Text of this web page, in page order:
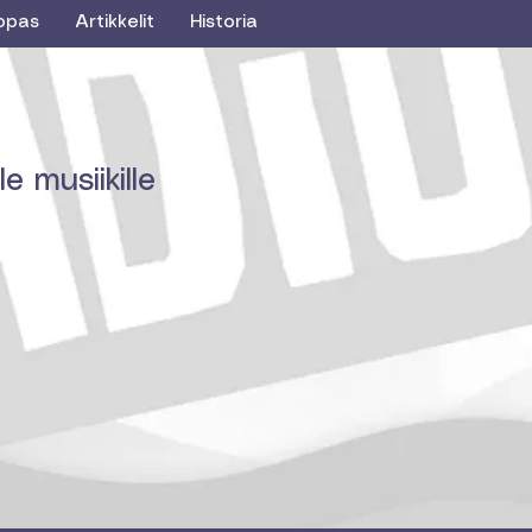
Artikkelit Historia
musiikille